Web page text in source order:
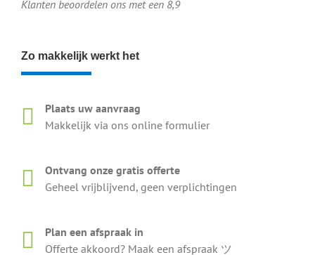
Klanten beoordelen ons met een 8,9
Zo makkelijk werkt het
Plaats uw aanvraag
Makkelijk via ons online formulier
Ontvang onze gratis offerte
Geheel vrijblijvend, geen verplichtingen
Plan een afspraak in
Offerte akkoord? Maak een afspraak ツ